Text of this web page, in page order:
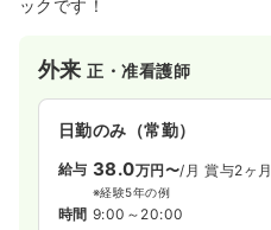
検診・健診
お問い合わせください
時間 8:30～17:30
ックです！
外来正・准看護師
日勤のみ（常勤）
給与 38.0万円〜/月 賞与2ヶ月
※経験5年の例
時間 9:00～20:00